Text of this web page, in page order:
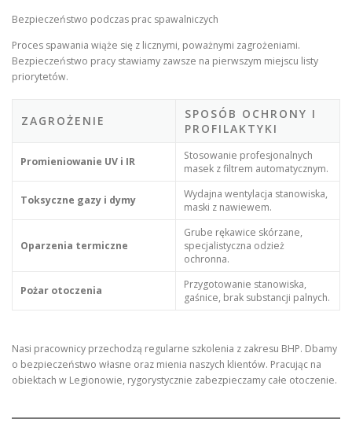
Bezpieczeństwo podczas prac spawalniczych
Proces spawania wiąże się z licznymi, poważnymi zagrożeniami.
Bezpieczeństwo pracy stawiamy zawsze na pierwszym miejscu listy
priorytetów.
ZAGROŻENIE
SPOSÓB OCHRONY I
PROFILAKTYKI
Promieniowanie UV i IR
Stosowanie profesjonalnych
masek z filtrem automatycznym.
Toksyczne gazy i dymy
Wydajna wentylacja stanowiska,
maski z nawiewem.
Oparzenia termiczne
Grube rękawice skórzane,
specjalistyczna odzież
ochronna.
Pożar otoczenia
Przygotowanie stanowiska,
gaśnice, brak substancji palnych.
Nasi pracownicy przechodzą regularne szkolenia z zakresu BHP. Dbamy
o bezpieczeństwo własne oraz mienia naszych klientów. Pracując na
obiektach w Legionowie, rygorystycznie zabezpieczamy całe otoczenie.